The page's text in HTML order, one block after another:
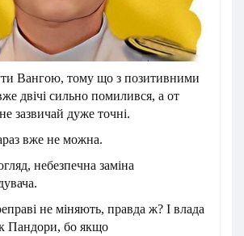
Вангою, тому що з позитивними
двічі сильно помилився, а от
зазвичай дуже точні.
вже не можна.
небезпечна заміна
не міняють, правда ж? І влада
Пандори, бо якщо